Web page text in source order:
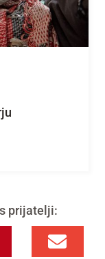
prijatelji: